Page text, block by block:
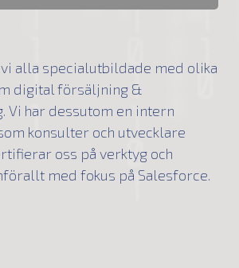
alla specialutbildade med olika
digital försäljning &
Vi har dessutom en intern
konsulter och utvecklare
oss på verktyg och
med fokus på Salesforce.